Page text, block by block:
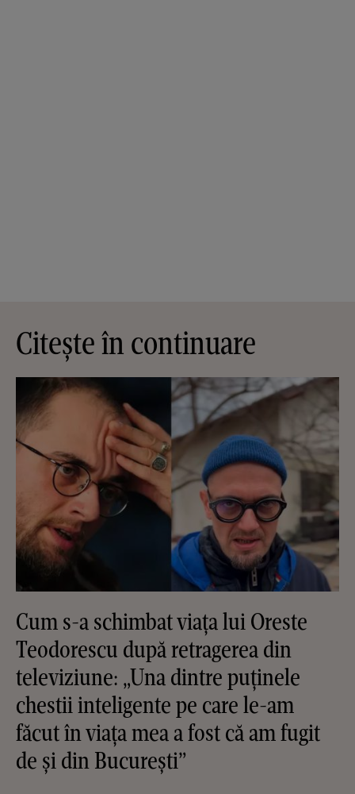
Citește în continuare
Cum s-a schimbat viața lui Oreste
Teodorescu după retragerea din
televiziune: „Una dintre puținele
chestii inteligente pe care le-am
făcut în viața mea a fost că am fugit
de și din București”